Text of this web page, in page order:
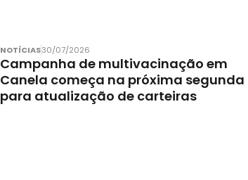
NOTÍCIAS30/07/2026
Campanha de multivacinação em
Canela começa na próxima segunda
para atualização de carteiras